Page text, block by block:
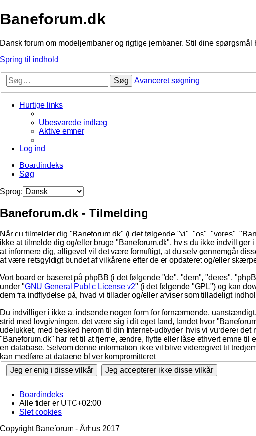
Baneforum.dk
Dansk forum om modeljernbaner og rigtige jernbaner. Stil dine spørgsmål
Spring til indhold
Søg Avanceret søgning
Hurtige links
Ubesvarede indlæg
Aktive emner
Log ind
Boardindeks
Søg
Sprog:
Baneforum.dk - Tilmelding
Når du tilmelder dig "Baneforum.dk" (i det følgende "vi", "os", "vores",
ikke at tilmelde dig og/eller bruge "Baneforum.dk", hvis du ikke
at informere dig, alligevel vil det være fornuftigt, at du selv gennemgår
at være retsgyldigt bundet af vilkårene efter de er opdateret og/eller
Vort board er baseret på phpBB (i det følgende "de", "dem", "deres",
under "GNU General Public License v2" (i det følgende "GPL") og kan
dem fra indflydelse på, hvad vi tillader og/eller afviser som tilladeligt
Du indvilliger i ikke at indsende nogen form for fornærmende,
strid med lovgivningen, det være sig i dit eget land, landet hvor
udelukket, med besked herom til din Internet-udbyder, hvis vi vurderer
"Baneforum.dk" har ret til at fjerne, ændre, flytte eller låse ethvert emne til
en database. Selvom denne information ikke vil blive videregivet til
kan medføre at dataene bliver kompromitteret
Boardindeks
Alle tider er UTC+02:00
Slet cookies
Copyright Baneforum - Århus 2017